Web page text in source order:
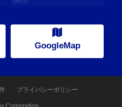
GoogleMap
プライバシーポリシー